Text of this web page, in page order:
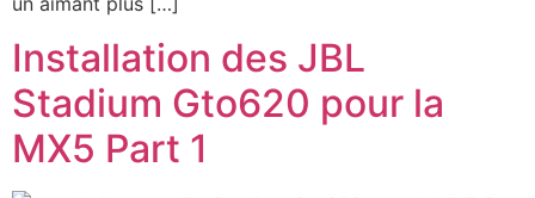
Installation des JBL
Stadium Gto620 pour la
MX5 Part 1